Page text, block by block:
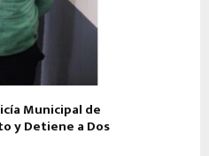
Municipal de
y Detiene a Dos